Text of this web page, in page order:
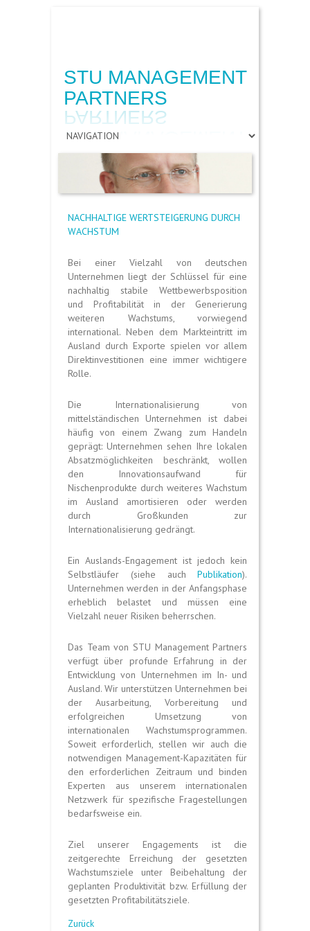
STU MANAGEMENT
PARTNERS
NACHHALTIGE WERTSTEIGERUNG DURCH
WACHSTUM
Bei einer Vielzahl von deutschen
Unternehmen liegt der Schlüssel für eine
nachhaltig stabile Wettbewerbsposition
und Profitabilität in der Generierung
weiteren Wachstums, vorwiegend
international. Neben dem Markteintritt im
Ausland durch Exporte spielen vor allem
Direktinvestitionen eine immer wichtigere
Rolle.
Die Internationalisierung von
mittelständischen Unternehmen ist dabei
häufig von einem Zwang zum Handeln
geprägt: Unternehmen sehen Ihre lokalen
Absatzmöglichkeiten beschränkt, wollen
den Innovationsaufwand für
Nischenprodukte durch weiteres Wachstum
im Ausland amortisieren oder werden
durch Großkunden zur
Internationalisierung gedrängt.
Ein Auslands-Engagement ist jedoch kein
Selbstläufer (siehe auchPublikation).
Unternehmen werden in der Anfangsphase
erheblich belastet und müssen eine
Vielzahl neuer Risiken beherrschen.
Das Team von STU Management Partners
verfügt über profunde Erfahrung in der
Entwicklung von Unternehmen im In- und
Ausland. Wir unterstützen Unternehmen bei
der Ausarbeitung, Vorbereitung und
erfolgreichen Umsetzung von
internationalen Wachstumsprogrammen.
Soweit erforderlich, stellen wir auch die
notwendigen Management-Kapazitäten für
den erforderlichen Zeitraum und binden
Experten aus unserem internationalen
Netzwerk für spezifische Fragestellungen
bedarfsweise ein.
Ziel unserer Engagements ist die
zeitgerechte Erreichung der gesetzten
Wachstumsziele unter Beibehaltung der
geplanten Produktivität bzw. Erfüllung der
gesetzten Profi­tabilitäts­ziele.
Zurück